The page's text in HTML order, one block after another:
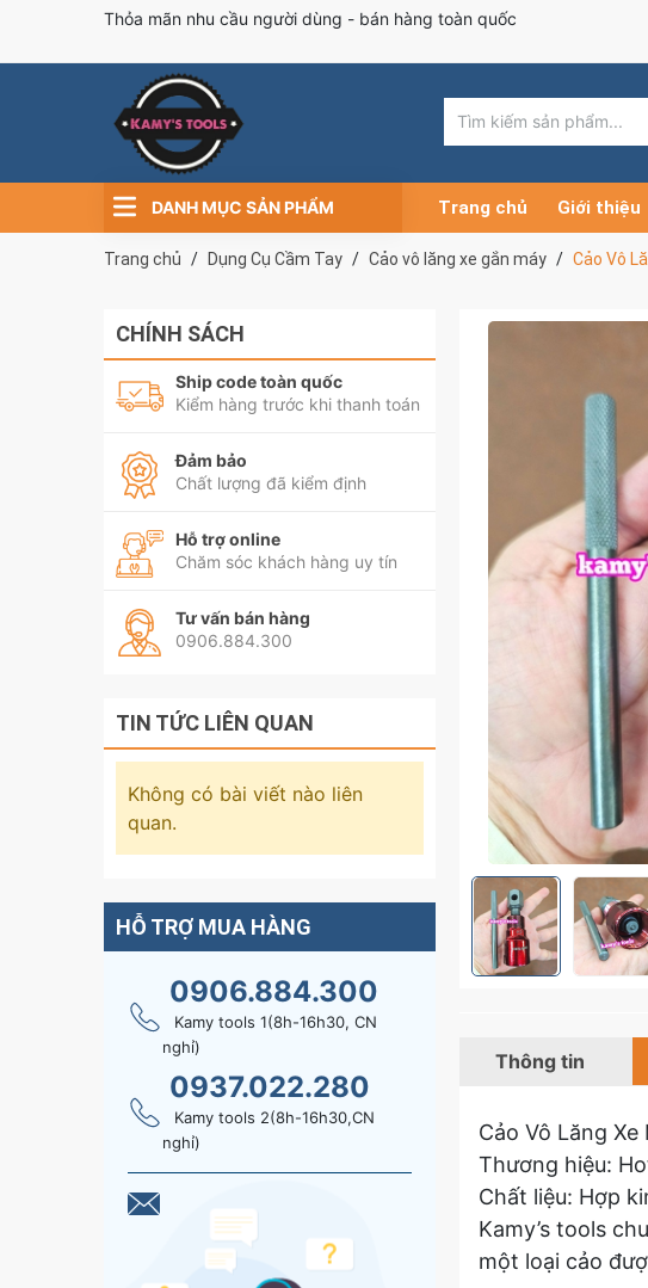
Thỏa mãn nhu cầu người dùng - bán hàng toàn quốc
DANH MỤC SẢN PHẨM Trang chủ Giới thiệu
Trang chủ Dụng Cụ Cầm Tay Cảo vô lăng xe gắn máy Cảo Vô
Thông tin
Cảo Vô Lăng
Thương hiệu:
Chất liệu: Hợp
Kamy’s tools
một loại cảo
CHÍNH SÁCH
Ship code toàn quốc
Kiểm hàng trước khi thanh toán
Đảm bảo
Chất lượng đã kiểm định
Hỗ trợ online
Chăm sóc khách hàng uy tín
Tư vấn bán hàng
0906.884.300
TIN TỨC LIÊN QUAN
Không có bài viết nào liên
quan.
HỖ TRỢ MUA HÀNG
0906.884.300
Kamy tools 1(8h-16h30, CN
nghỉ)
0937.022.280
Kamy tools 2(8h-16h30,CN
nghỉ)